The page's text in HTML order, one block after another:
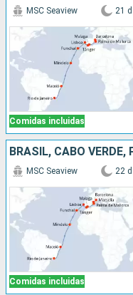
Comidas incluidas
MSC Seaview 21 d
Comidas incluidas
MSC Seaview 22 d